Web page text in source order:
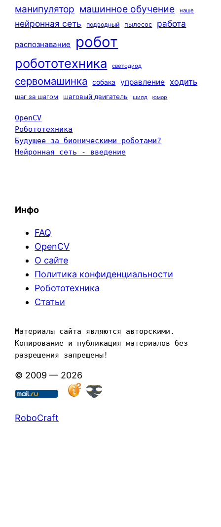
манипулятор машинное обучение наше
нейронная сеть подводный пылесос работа
распознавание робот
робототехника светодиод
сервомашинка собака управление ходить
шаг за шагом шаговый двигатель шилд юмор
OpenCV
Робототехника
Будущее за бионическими роботами?
Нейронная сеть - введение
Инфо
FAQ
OpenCV
О сайте
Политика конфиденциальности
Робототехника
Статьи
Материалы сайта являются авторскими.
Копирование и публикация материалов без
разрешения запрещены!
© 2009 — 2026
RoboCraft